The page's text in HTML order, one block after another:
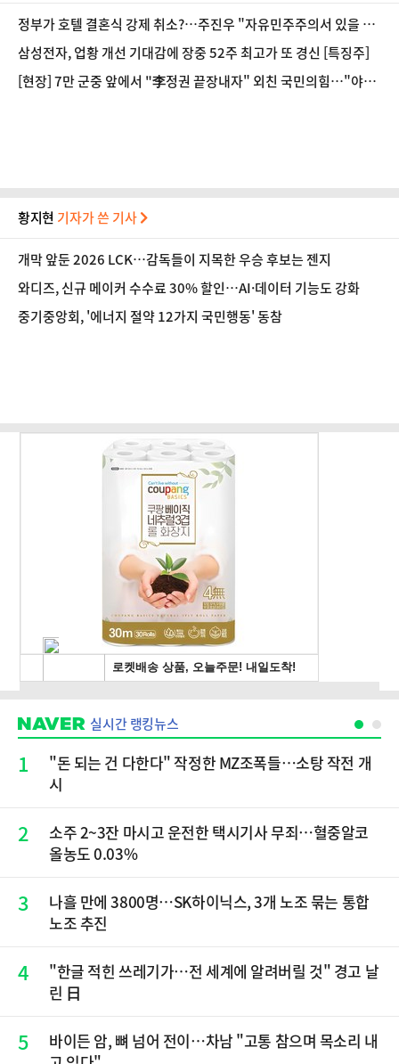
정부가 호텔 결혼식 강제 취소?…주진우 "자유민주주의서 있을 수
없는 일"
삼성전자, 업황 개선 기대감에 장중 52주 최고가 또 경신 [특징주]
[현장] 7만 군중 앞에서 "李정권 끝장내자" 외친 국민의힘…"야당
황지현 기자가 쓴 기사
개막 앞둔 2026 LCK…감독들이 지목한 우승 후보는 젠지
와디즈, 신규 메이커 수수료 30% 할인…AI·데이터 기능도 강화
중기중앙회, '에너지 절약 12가지 국민행동' 동참
실시간 랭킹뉴스
1
"돈 되는 건 다한다" 작정한 MZ조폭들…소탕 작전 개
시
2
소주 2~3잔 마시고 운전한 택시기사 무죄…혈중알코
올농도 0.03%
3
나흘 만에 3800명…SK하이닉스, 3개 노조 묶는 통합
노조 추진
4
"한글 적힌 쓰레기가…전 세계에 알려버릴 것" 경고 날
린 日
5
바이든 암, 뼈 넘어 전이…차남 "고통 참으며 목소리 내